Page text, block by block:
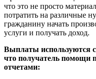
что это не просто
потратить на различные
гражданину начать
услуги и получать доход.
Выплаты используются
что получатель помощи
отчетами: